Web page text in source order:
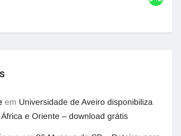
em Universidade de Aveiro disponibiliza
e Oriente – download grátis